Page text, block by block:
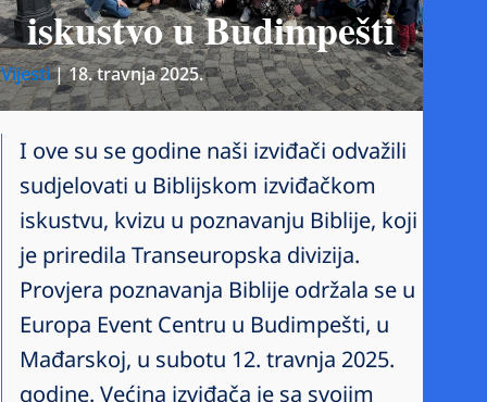
iskustvo u Budimpešti
Vijesti|18. travnja 2025.
I ove su se godine naši izviđači odvažili
sudjelovati u Biblijskom izviđačkom
iskustvu, kvizu u poznavanju Biblije, koji
je priredila Transeuropska divizija.
Provjera poznavanja Biblije održala se u
Europa Event Centru u Budimpešti, u
Mađarskoj, u subotu 12. travnja 2025.
godine. Većina izviđača je sa svojim